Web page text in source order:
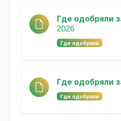
Где одобряли
2026
Где одобряли
Где одобряли
Где одобряли